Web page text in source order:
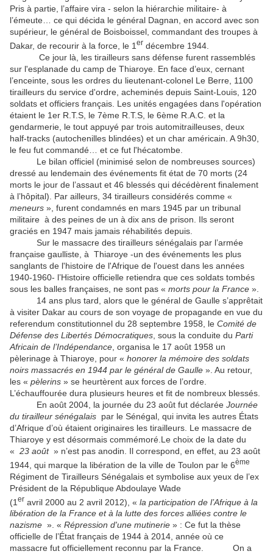
Pris à partie, l’affaire vira - selon la hiérarchie militaire- à
l’émeute… ce qui décida le général Dagnan, en accord avec son
supérieur, le général de Boisboissel, commandant des troupes à
Dakar, de recourir à la force, le 1 er décembre 1944.
Ce jour là, les tirailleurs sans défense furent rassemblés
sur l'esplanade du camp de Thiaroye. En face d’eux, cernant
l’enceinte, sous les ordres du lieutenant-colonel Le Berre, 1100
tirailleurs du service d'ordre, acheminés depuis Saint-Louis, 120
soldats et officiers français. Les unités engagées dans l'opération
étaient le 1er R.T.S, le 7ème R.T.S, le 6ème R.A.C. et la
gendarmerie, le tout appuyé par trois automitrailleuses, deux
half-tracks (autochenilles blindées) et un char américain. A 9h30,
le feu fut commandé… et ce fut l'hécatombe.
Le bilan officiel (minimisé selon de nombreuses sources)
dressé au lendemain des événements fit état de 70 morts (24
morts le jour de l’assaut et 46 blessés qui décédèrent finalement
à l’hôpital). Par ailleurs, 34 tirailleurs considérés comme «
meneurs », furent condamnés en mars 1945 par un tribunal
militaire à des peines de un à dix ans de prison. Ils seront
graciés en 1947 mais jamais réhabilités depuis.
Sur le massacre des tirailleurs sénégalais par l’armée
française gaulliste, à Thiaroye -un des événements les plus
sanglants de l'histoire de l'Afrique de l'ouest dans les années
1940-1960- l’Histoire officielle retiendra que ces soldats tombés
sous les balles françaises, ne sont pas « morts pour la France ».
14 ans plus tard, alors que le général de Gaulle s’apprêtait
à visiter Dakar au cours de son voyage de propagande en vue du
referendum constitutionnel du 28 septembre 1958, le Comité de
Défense des Libertés Démocratiques , sous la conduite du Parti
Africain de l’Indépendance , organisa le 17 août 1958 un
pèlerinage à Thiaroye, pour « honorer la mémoire des soldats
noirs massacrés en 1944 par le général de Gaulle ». Au retour,
les « pèlerins » se heurtèrent aux forces de l’ordre.
L’échauffourée dura plusieurs heures et fit de nombreux blessés.
En août 2004, la journée du 23 août fut déclarée Journée
du tirailleur sénégalais par le Sénégal, qui invita les autres États
d’Afrique d’où étaient originaires les tirailleurs. Le massacre de
Thiaroye y est désormais commémoré.Le choix de la date du
« 23 août» n’est pas anodin. Il correspond, en effet, au 23 août
1944, qui marque la libération de la ville de Toulon par le 6ème
Régiment de Tirailleurs Sénégalais et symbolise aux yeux de l’ex
Président de la République Abdoulaye Wade
(1 er avril 2000 au 2 avril 2012), « la participation de l’Afrique à la
libération de la France et à la lutte des forces alliées contre le
nazisme ». « Répression d'une mutinerie » : Ce fut la thèse
officielle de l’État français de 1944 à 2014, année où ce
massacre fut officiellement reconnu par la France. On a